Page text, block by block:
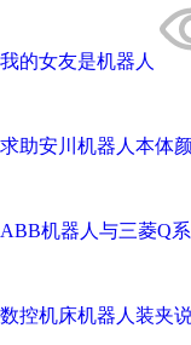
我的女友是机器人
求助安川机器人本体
ABB机器人与三菱Q
数控机床机器人装夹